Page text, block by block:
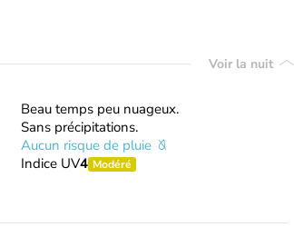
Voir la nuit
Beau temps peu nuageux.
Sans précipitations.
Aucun risque de pluie
Indice UV4 Modéré